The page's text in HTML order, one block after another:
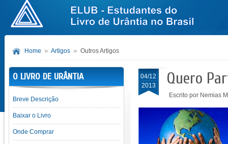
Home Artigos Outros Artigos
04/12
2013
Quero
Escrito por Nemias
O LIVRO DE URÂNTIA
Breve Descrição
Baixar o Livro
Onde Comprar